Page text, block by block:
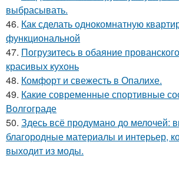
выбрасывать.
46. Как сделать однокомнатную
функциональной
47. Погрузитесь в обаяние
красивых кухонь
48. Комфорт и свежесть в Опалихе.
49. Какие современные спортивные
Волгограде
50. Здесь всё продумано до мелочей:
благородные материалы и интерьер,
выходит из моды.